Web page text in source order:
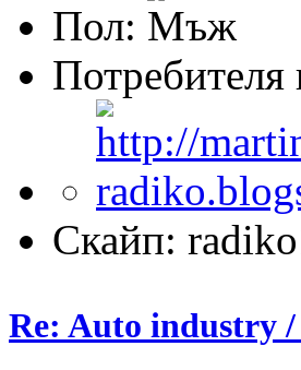
Пол:
Потребителя
Скайп:
Re: Auto industry